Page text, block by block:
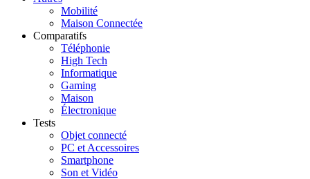
Mobilité
Maison Connectée
Comparatifs
Téléphonie
High Tech
Informatique
Gaming
Maison
Électronique
Tests
Objet connecté
PC et Accessoires
Smartphone
Son et Vidéo